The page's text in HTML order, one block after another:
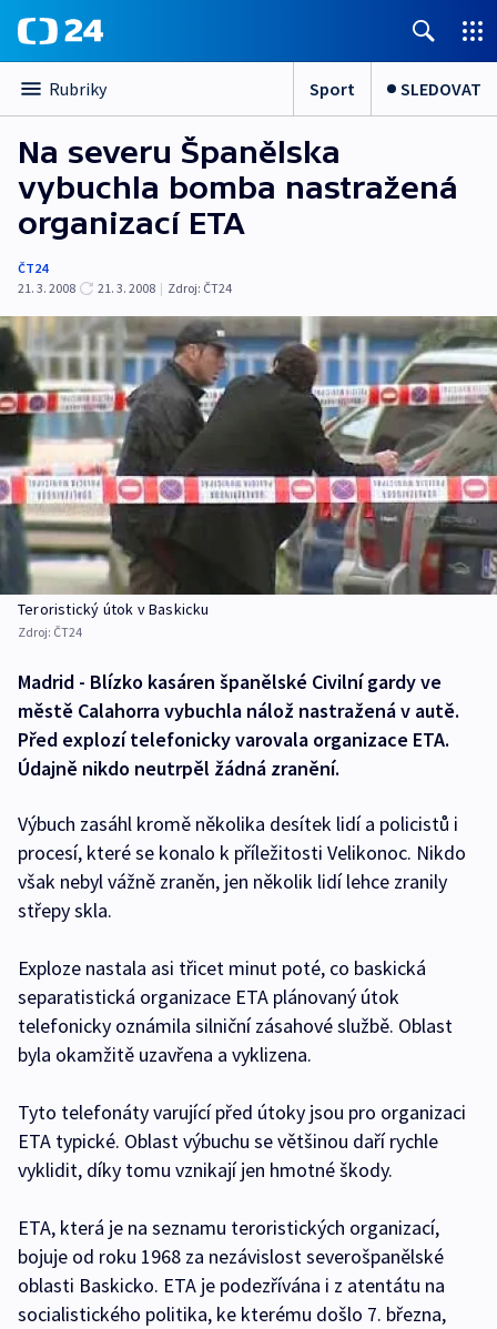
Rubriky Sport SLEDOVAT
Na severu Španělska
vybuchla bomba nastražená
organizací ETA
ČT24
21. 3. 2008
21. 3. 2008 | Zdroj: ČT24
Teroristický útok v Baskicku
Zdroj: ČT24
Madrid - Blízko kasáren španělské Civilní gardy ve
městě Calahorra vybuchla nálož nastražená v autě.
Před explozí telefonicky varovala organizace ETA.
Údajně nikdo neutrpěl žádná zranění.
Výbuch zasáhl kromě několika desítek lidí a policistů i
procesí, které se konalo k příležitosti Velikonoc. Nikdo
však nebyl vážně zraněn, jen několik lidí lehce zranily
střepy skla.
Exploze nastala asi třicet minut poté, co baskická
separatistická organizace ETA plánovaný útok
telefonicky oznámila silniční zásahové službě. Oblast
byla okamžitě uzavřena a vyklizena.
Tyto telefonáty varující před útoky jsou pro organizaci
ETA typické. Oblast výbuchu se většinou daří rychle
vyklidit, díky tomu vznikají jen hmotné škody.
ETA, která je na seznamu teroristických organizací,
bojuje od roku 1968 za nezávislost severošpanělské
oblasti Baskicko. ETA je podezřívána i z atentátu na
socialistického politika, ke kterému došlo 7. března,